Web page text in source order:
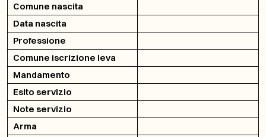
Comune nascita
Data nascita
Professione
Comune iscrizione leva
Mandamento
Esito servizio
Note servizio
Arma